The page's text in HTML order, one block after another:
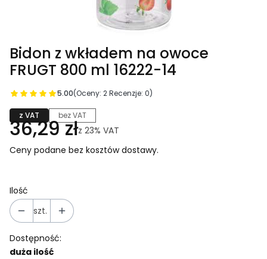
Bidon z wkładem na owoce
FRUGT 800 ml 16222-14
5.00(Oceny: 2 Recenzje: 0)
z VAT bez VAT
36,29 złz 23% VAT
Ceny podane bez kosztów dostawy.
Ilość
szt.
Dostępność:
duża ilość